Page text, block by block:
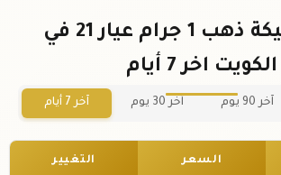
سعر سبيكة ذهب 1 جرام عيار 21 في
الكويت اخر 7 أيام
آخر 90 يوم آخر 30 يوم آخر 7 أيام
السعر التغيير